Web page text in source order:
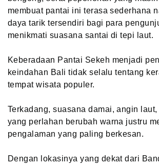
membuat pantai ini terasa sederhana
daya tarik tersendiri bagi para
menikmati suasana santai di tepi laut.
Keberadaan Pantai Sekeh menjadi
keindahan Bali tidak selalu tentang
tempat wisata populer.
Terkadang, suasana damai, angin
yang perlahan berubah warna justru
pengalaman yang paling berkesan.
Dengan lokasinya yang dekat dari